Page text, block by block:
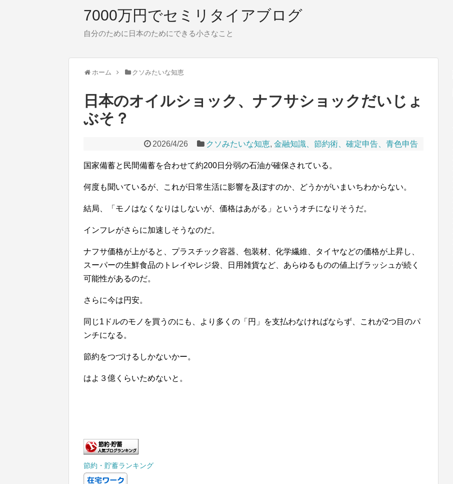
7000万円でセミリタイアブログ
自分のために日本のためにできる小さなこと
ホーム クソみたいな知恵
日本のオイルショック、ナフサショックだいじょ
ぶそ？
2026/4/26 クソみたいな知恵, 金融知識、節約術、確定申告、青色申告
国家備蓄と民間備蓄を合わせて約200日分弱の石油が確保されている。
何度も聞いているが、これが日常生活に影響を及ぼすのか、どうかがいまいちわからない。
結局、「モノはなくなりはしないが、価格はあがる」というオチになりそうだ。
インフレがさらに加速しそうなのだ。
ナフサ価格が上がると、プラスチック容器、包装材、化学繊維、タイヤなどの価格が上昇し、
スーパーの生鮮食品のトレイやレジ袋、日用雑貨など、あらゆるものの値上げラッシュが続く
可能性があるのだ。
さらに今は円安。
同じ1ドルのモノを買うのにも、より多くの「円」を支払わなければならず、これが2つ目のパ
ンチになる。
節約をつづけるしかないかー。
はよ３億くらいためないと。
節約・貯蓄ランキング